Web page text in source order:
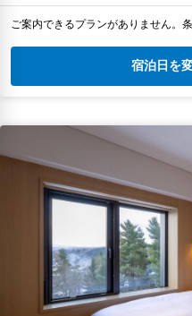
ご案内できるプランがありません。
宿泊日を